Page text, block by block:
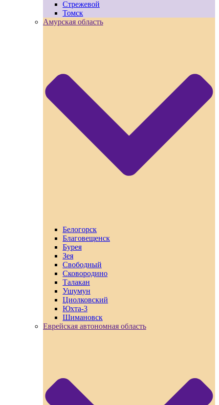
Стрежевой
Томск
Амурская область
Белогорск
Благовещенск
Бурея
Зея
Свободный
Сковородино
Талакан
Ушумун
Циолковский
Юхта-3
Шимановск
Еврейская автономная область